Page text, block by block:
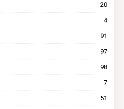
20
4
91
97
98
7
51